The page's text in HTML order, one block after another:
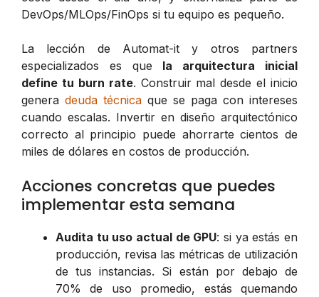
DevOps/MLOps/FinOps si tu equipo es pequeño.
La lección de Automat-it y otros partners
especializados es que la arquitectura inicial
define tu burn rate. Construir mal desde el inicio
genera deuda técnica que se paga con intereses
cuando escalas. Invertir en diseño arquitectónico
correcto al principio puede ahorrarte cientos de
miles de dólares en costos de producción.
Acciones concretas que puedes
implementar esta semana
Audita tu uso actual de GPU: si ya estás en
producción, revisa las métricas de utilización
de tus instancias. Si están por debajo de
70% de uso promedio, estás quemando